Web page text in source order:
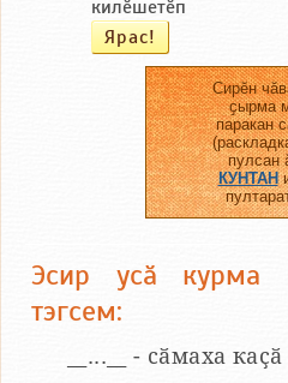
килӗшетӗп
Сирӗн
ҫырма
паракан
пулсан
КУНТАН
Эсир усӑ курма
тэгсем:
__...__ - сӑмаха